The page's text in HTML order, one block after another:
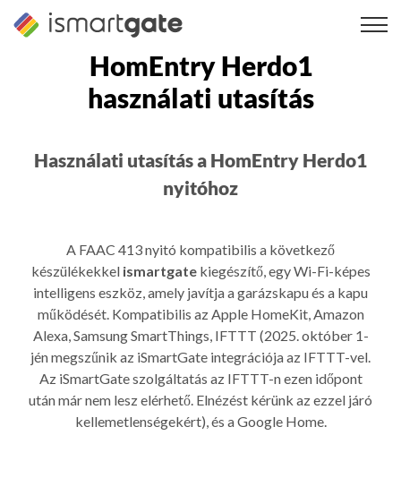
Ugrás
HomEntry Herdo1
használati utasítás
Használati utasítás a HomEntry Herdo1
nyitóhoz
A FAAC 413 nyitó kompatibilis a következő
készülékekkel ismartgatekiegészítő, egy Wi-Fi-képes
intelligens eszköz, amely javítja a garázskapu és a kapu
működését. Kompatibilis az Apple HomeKit, Amazon
Alexa, Samsung SmartThings, IFTTT (2025. október 1-
jén megszűnik az iSmartGate integrációja az IFTTT-vel.
Az iSmartGate szolgáltatás az IFTTT-n ezen időpont
után már nem lesz elérhető. Elnézést kérünk az ezzel járó
kellemetlenségekért), és a Google Home.